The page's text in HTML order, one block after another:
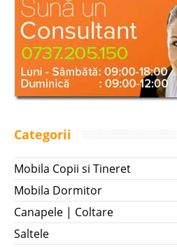
Categorii
Mobila Copii si Tineret
Mobila Dormitor
Canapele | Coltare
Saltele